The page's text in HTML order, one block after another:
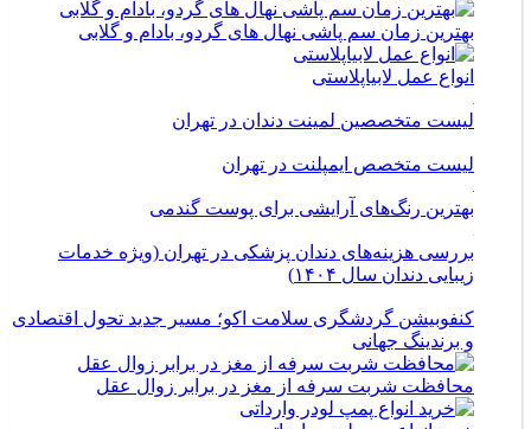
بهترین زمان سم پاشی نهال های گردو، بادام و گلابی
انواع عمل لابیاپلاستی
لیست متخصصین لمینت دندان در تهران
لیست متخصص ایمپلنت در تهران
بهترین رنگ‌های آرایشی برای پوست گندمی
بررسی هزینه‌های دندان پزشکی در تهران (ویژه خدمات
زیبایی دندان سال ۱۴۰۴)
کنفوبیشن گردشگری سلامت اکو؛ مسیر جدید تحول اقتصادی
و برندینگ جهانی
محافظت شربت سرفه از مغز در برابر زوال عقل